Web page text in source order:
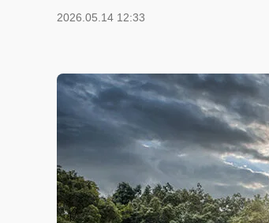
2026.05.14 12:33